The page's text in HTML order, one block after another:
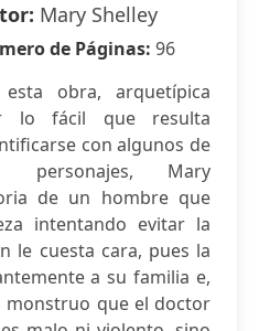
Mary Shelley
de Páginas: 96
esta obra, arquetípica
lo fácil que resulta
con algunos de
personajes, Mary
de un hombre que
intentando evitar la
le cuesta cara, pues la
a su familia e,
monstruo que el doctor